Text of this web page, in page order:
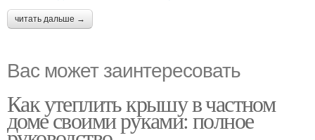
читать дальше →
Вас может заинтересовать
Как утеплить крышу в частном
доме своими руками: полное